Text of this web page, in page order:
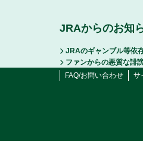
JRAからのお知
JRAのギャンブル等依
ファンからの悪質な誹
FAQ/お問い合わせ
サ